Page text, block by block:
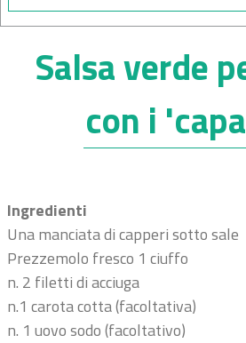
Salsa verde
con i
Ingredienti
Una manciata di capperi sotto sale
Prezzemolo fresco 1 ciuffo
n. 2 filetti di acciuga
n.1 carota cotta (facoltativa)
n. 1 uovo sodo (facoltativo)